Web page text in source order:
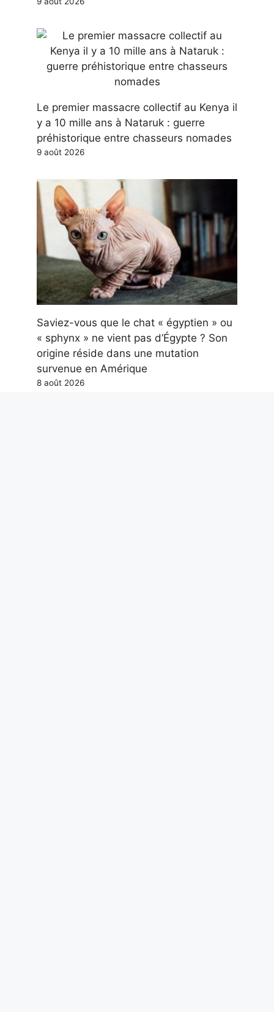
Le premier massacre collectif au Kenya il
y a 10 mille ans à Nataruk : guerre
préhistorique entre chasseurs nomades
9 août 2026
Saviez-vous que le chat « égyptien » ou
« sphynx » ne vient pas d’Égypte ? Son
origine réside dans une mutation
survenue en Amérique
8 août 2026